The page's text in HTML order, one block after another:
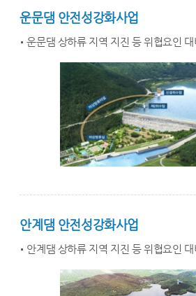
운문댐 안전성강화사업
운문댐 상하류 지역 지진 등 위협요인
안계댐 안전성강화사업
안계댐 상하류 지역 지진 등 위협요인